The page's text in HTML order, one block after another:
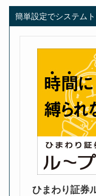
簡単設定でシステム
ひまわり証券